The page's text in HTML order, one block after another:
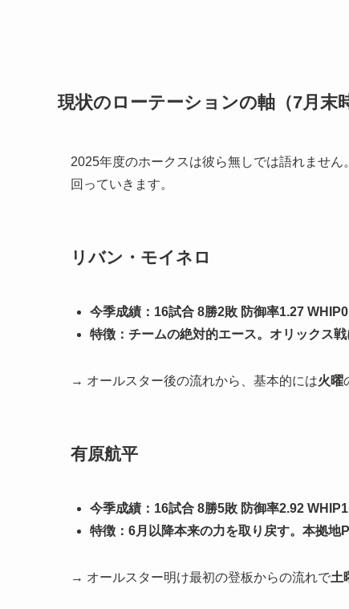
現状のローテーションの軸（7月末
2025年度のホークスは彼ら無しでは語れませ
回っていきます。
リバン・モイネロ
今季成績：16試合 8勝2敗 防御率1.27
特徴：チームの絶対的エース。オリックス戦
→ オールスター後の流れから、基本的には火曜
有原航平
今季成績：16試合 8勝5敗 防御率2.92
特徴：6月以降本来の力を取り戻す。本拠地
→ オールスター明け最初の登板からの流れで土